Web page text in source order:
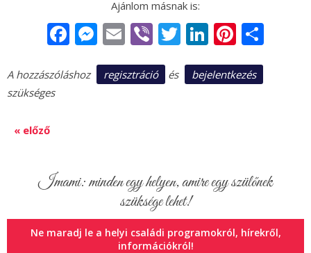
Facebook
Messenger
EmailViberTwitter
LinkedIn
A hozzászóláshoz regisztráció és
bejelentkezés
szükséges
« előző
Imami: minden egy helyen, amire egy szülőnek
szüksége lehet!
Ne maradj le a helyi családi programokról, hírekről,
információkról!